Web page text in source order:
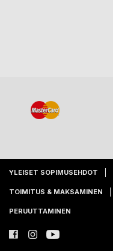
YLEISET SOPIMUSEHDOT
TOIMITUS & MAKSAMINEN
PERUUTTAMINEN